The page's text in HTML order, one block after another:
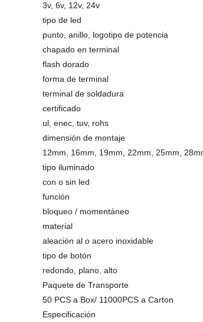
3v, 6v, 12v, 24v
tipo de led
punto, anillo, logotipo de potencia
chapado en terminal
flash dorado
forma de terminal
terminal de soldadura
certificado
ul, enec, tuv, rohs
dimensión de montaje
12mm, 16mm, 19mm, 22mm, 25mm,
tipo iluminado
con o sin led
función
bloqueo / momentáneo
material
aleación al o acero inoxidable
tipo de botón
redondo, plano, alto
Paquete de Transporte
50 PCS a Box/ 11000PCS a Carton
Especificación